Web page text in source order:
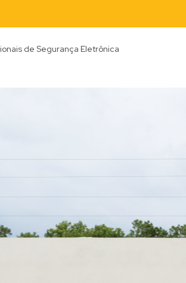
de Segurança Eletrônica